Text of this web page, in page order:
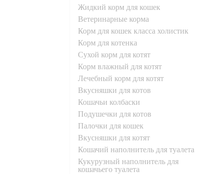
жидкий корм для кошек
ветеринарные корма
корм для кошек класса холистик
корм для котенка
сухой корм для котят
корм влажный для котят
лечебный корм для котят
вкусняшки для котов
кошачьи колбаски
подушечки для котов
палочки для кошек
вкусняшки для котят
кошачий наполнитель для туалета
кукурузный наполнитель для
кошачьего туалета